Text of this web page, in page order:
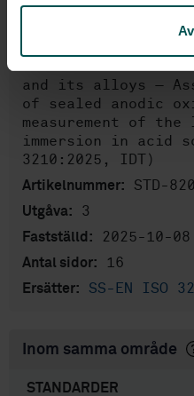
and its alloys —
of sealed anodic
measurement of
immersion in acid
3210:2025, IDT)
Artikelnummer: STD-
Utgåva: 3
Fastställd: 2025-10-08
Antal sidor: 16
Ersätter: SS-EN ISO
Inom samma område
STANDARDER